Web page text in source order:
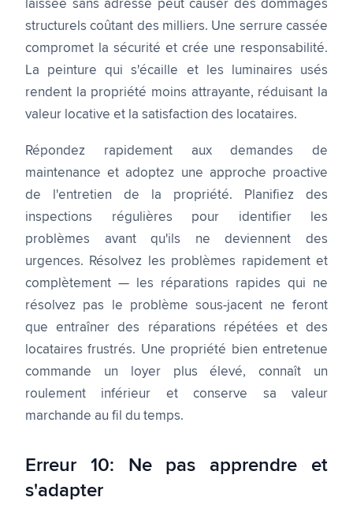
laissée sans adresse peut causer des dommages
structurels coûtant des milliers. Une serrure cassée
compromet la sécurité et crée une responsabilité.
La peinture qui s'écaille et les luminaires usés
rendent la propriété moins attrayante, réduisant la
valeur locative et la satisfaction des locataires.
Répondez rapidement aux demandes de
maintenance et adoptez une approche proactive
de l'entretien de la propriété. Planifiez des
inspections régulières pour identifier les
problèmes avant qu'ils ne deviennent des
urgences. Résolvez les problèmes rapidement et
complètement — les réparations rapides qui ne
résolvez pas le problème sous-jacent ne feront
que entraîner des réparations répétées et des
locataires frustrés. Une propriété bien entretenue
commande un loyer plus élevé, connaît un
roulement inférieur et conserve sa valeur
marchande au fil du temps.
Erreur 10: Ne pas apprendre et
s'adapter